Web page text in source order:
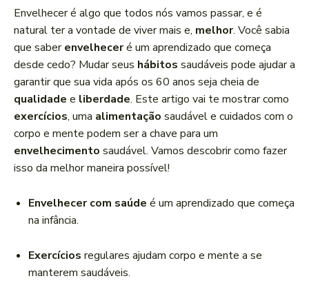
d
o
r
d
e
á
u
d
i
o
Envelhecer é algo que todos nós vamos passar, e é
natural ter a vontade de viver mais e, melhor. Você sabia
que saberenvelheceré um aprendizado que começa
desde cedo? Mudar seus hábitos saudáveis pode ajudar a
garantir que sua vida após os 60 anos seja cheia de
qualidade e liberdade. Este artigo vai te mostrar como
exercícios, uma alimentação saudável e cuidados com o
corpo e mente podem ser a chave para um
envelhecimento saudável. Vamos descobrir como fazer
isso da melhor maneira possível!
Envelhecer com saúde é um aprendizado que começa
na infância.
Exercícios regulares ajudam corpo e mente a se
manterem saudáveis.